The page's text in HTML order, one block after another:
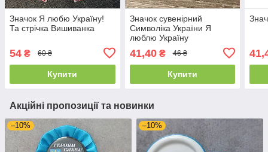
Значок Я любю Україну!
Та стрічка Вишиванка
54 ₴ 60 ₴
Купити
Значок сувенірний
Символіка України Я
люблю Україну
41,40₴ 46 ₴
Купити
Акційні пропозиції та новинки
–10% –10%